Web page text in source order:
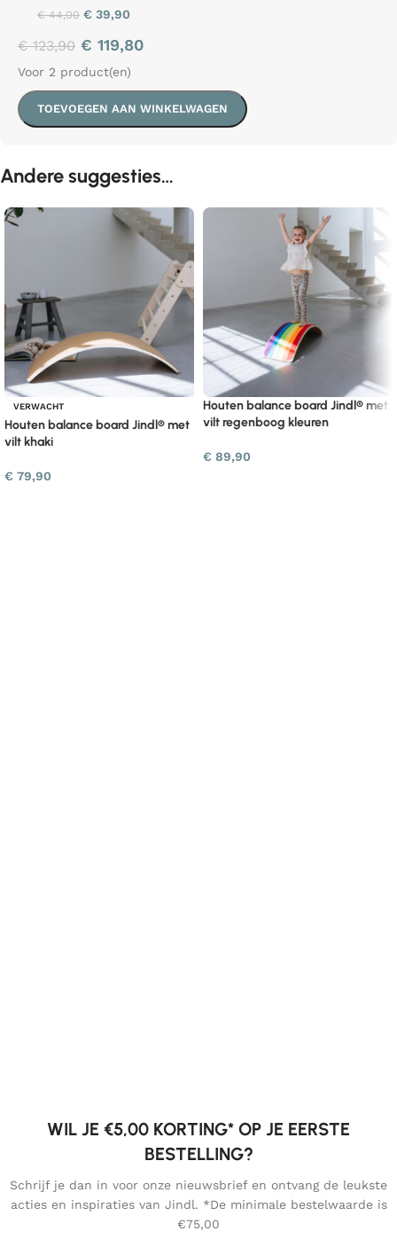
€44,00 € 39,90
€123,90 € 119,80
Voor 2 product(en)
TOEVOEGEN AAN WINKELWAGEN
Andere suggesties…
VERWACHT
Houten balance board Jindl® met
vilt khaki
€ 79,90
Houten balance board Jindl® met
vilt regenboog kleuren
€ 89,90
WIL JE €5,00 KORTING* OP JE EERSTE
BESTELLING?
Schrijf je dan in voor onze nieuwsbrief en ontvang de leukste
acties en inspiraties van Jindl. *De minimale bestelwaarde is
€75,00